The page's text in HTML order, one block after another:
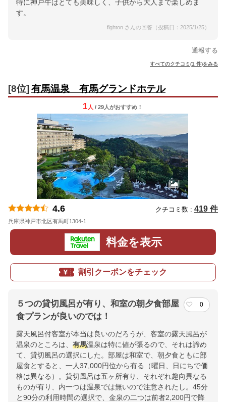
特に神戸牛はとても美味しく、子供から大人まで楽しめま
す。
fighton さんの回答（投稿日：2025/1/25）
通報する
すべてのクチコミ(1 件)をみる
[8位] 有馬温泉 有馬グランドホテル
1 人 / 29人がおすすめ！
4.6 クチコミ数 : 419 件
兵庫県神戸市北区有馬町1304-1
料金を表示
割引クーポンをチェック
５つの貸切風呂が有り、和室の朝夕食部屋
食プランが良いのでは！
0
露天風呂付客室が本当は良いのだろうが、客室の露天風呂が
温泉のところは、 有馬温泉は特に値が張るので、それは諦め
て、貸切風呂の選択にした。部屋は和室で、朝夕食ともに部
屋食とすると、一人37,000円位から有る（曜日、日にちで価
格は異なる）。貸切風呂は五ヶ所有り、それぞれ趣向異なる
ものが有り、内一つは温泉では無いので注意されたし。45分
と90分の利用時間の選択で、金泉の二つは前者2,200円で降